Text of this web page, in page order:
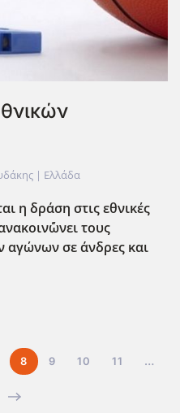
| Ελλάδα
η δράση στις εθνικές
τους
αγώνων σε άνδρες και
8 9 10 11 …